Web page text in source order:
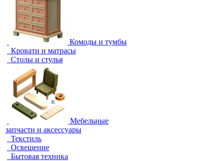
Комоды и тумбы
Кровати и матрасы
Столы и стулья
Мебельные
запчасти и аксессуары
Текстиль
Освещение
Бытовая техника